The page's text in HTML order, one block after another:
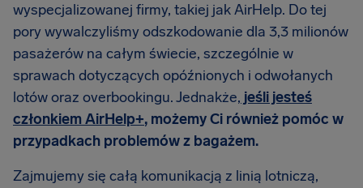
wyspecjalizowanej firmy, takiej jak AirHelp. Do tej
pory wywalczyliśmy odszkodowanie dla 3,3 milionów
pasażerów na całym świecie, szczególnie w
sprawach dotyczących opóźnionych i odwołanych
lotów oraz overbookingu. Jednakże, jeśli jesteś
członkiem AirHelp+, możemy Ci również pomóc w
przypadkach problemów z bagażem.
Zajmujemy się całą komunikacją z linią lotniczą,